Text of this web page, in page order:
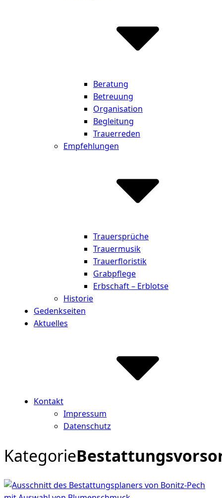
Beratung
Betreuung
Organisation
Begleitung
Trauerreden
Empfehlungen
Trauersprüche
Trauermusik
Trauerfloristik
Grabpflege
Erbschaft – Erblotse
Historie
Gedenkseiten
Aktuelles
Kontakt
Impressum
Datenschutz
Kategorie